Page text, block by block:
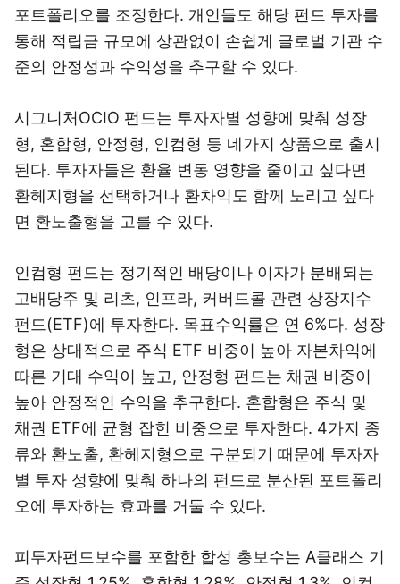
포트폴리오를 조정한다. 개인들도 해당 펀드 투자를
통해 적립금 규모에 상관없이 손쉽게 글로벌 기관 수
준의 안정성과 수익성을 추구할 수 있다.
시그니처OCIO 펀드는 투자자별 성향에 맞춰 성장
형, 혼합형, 안정형, 인컴형 등 네가지 상품으로 출시
된다. 투자자들은 환율 변동 영향을 줄이고 싶다면
환헤지형을 선택하거나 환차익도 함께 노리고 싶다
면 환노출형을 고를 수 있다.
인컴형 펀드는 정기적인 배당이나 이자가 분배되는
고배당주 및 리츠, 인프라, 커버드콜 관련 상장지수
펀드(ETF)에 투자한다. 목표수익률은 연 6%다. 성장
형은 상대적으로 주식 ETF 비중이 높아 자본차익에
따른 기대 수익이 높고, 안정형 펀드는 채권 비중이
높아 안정적인 수익을 추구한다. 혼합형은 주식 및
채권 ETF에 균형 잡힌 비중으로 투자한다. 4가지 종
류와 환노출, 환헤지형으로 구분되기 때문에 투자자
별 투자 성향에 맞춰 하나의 펀드로 분산된 포트폴리
오에 투자하는 효과를 거둘 수 있다.
피투자펀드보수를 포함한 합성 총보수는 A클래스 기